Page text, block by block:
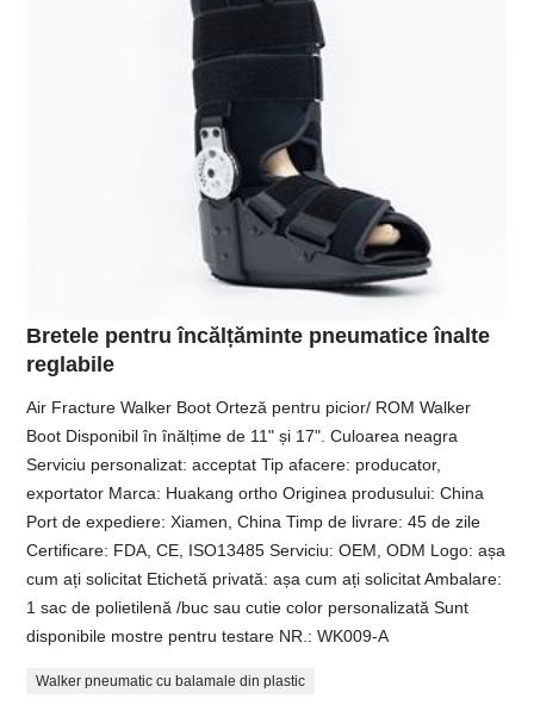
Bretele pentru încălțăminte pneumatice înalte
reglabile
Air Fracture Walker Boot Orteză pentru picior/ ROM Walker
Boot Disponibil în înălțime de 11" și 17". Culoarea neagra
Serviciu personalizat: acceptat Tip afacere: producator,
exportator Marca: Huakang ortho Originea produsului: China
Port de expediere: Xiamen, China Timp de livrare: 45 de zile
Certificare: FDA, CE, ISO13485 Serviciu: OEM, ODM Logo: așa
cum ați solicitat Etichetă privată: așa cum ați solicitat Ambalare:
1 sac de polietilenă /buc sau cutie color personalizată Sunt
disponibile mostre pentru testare NR.: WK009-A
Walker pneumatic cu balamale din plastic